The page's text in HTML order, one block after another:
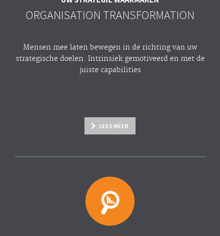
ORGANISATION TRANSFORMATION
Mensen mee laten bewegen in de richting van uw
strategische doelen. Intrinsiek gemotiveerd en met de
juiste capabilities
LEES MEER